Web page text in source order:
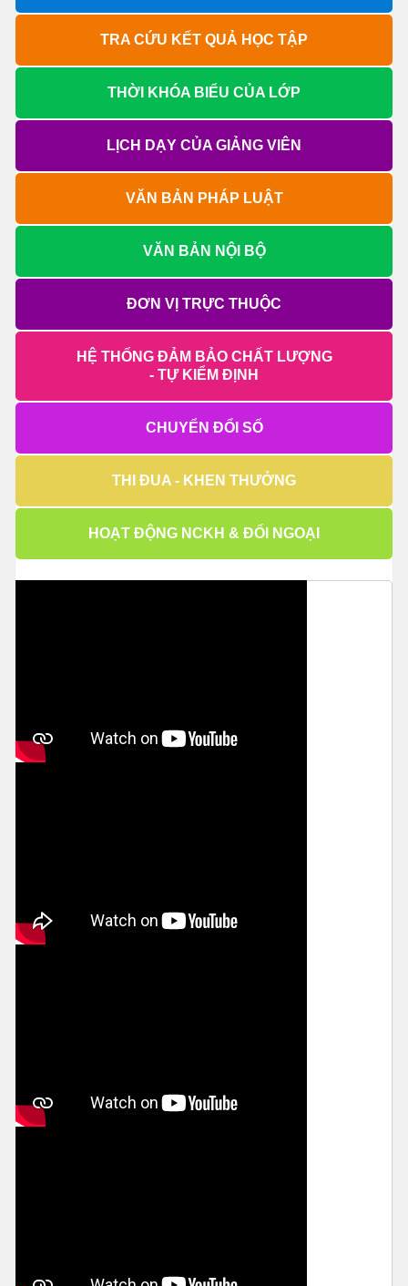
TRA CỨU KẾT QUẢ HỌC TẬP
THỜI KHÓA BIỂU CỦA LỚP
LỊCH DẠY CỦA GIẢNG VIÊN
VĂN BẢN PHÁP LUẬT
VĂN BẢN NỘI BỘ
ĐƠN VỊ TRỰC THUỘC
HỆ THỐNG ĐẢM BẢO CHẤT LƯỢNG
- TỰ KIỂM ĐỊNH
CHUYỂN ĐỔI SỐ
THI ĐUA - KHEN THƯỞNG
HOẠT ĐỘNG NCKH & ĐỐI NGOẠI